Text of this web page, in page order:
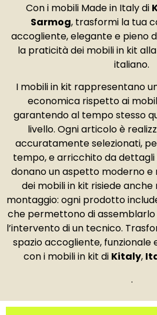
Con i mobili Made in Italy di
Sarmog, trasformi la tua
accogliente, elegante e pieno
la praticità dei mobili in kit
italiano.
I mobili in kit rappresentano
economica rispetto ai
garantendo al tempo stesso
livello. Ogni articolo è
accuratamente selezionati,
tempo, e arricchito da
donano un aspetto moderno
dei mobili in kit risiede
montaggio: ogni prodotto
che permettono di
l’intervento di un tecnico.
spazio accogliente, funzionale
con i mobili in kit di Kitaly,
.